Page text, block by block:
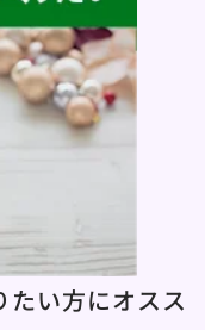
たい方にオスス